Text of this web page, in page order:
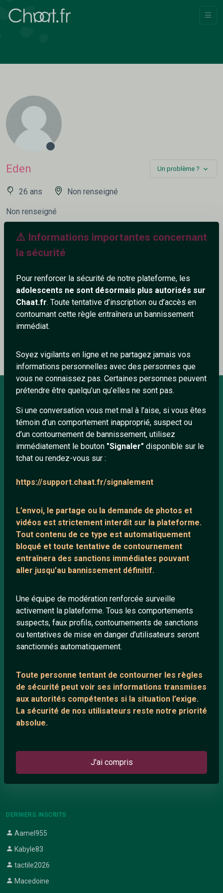
⚠️ Informations importantes concernant
la sécurité
Pour renforcer la sécurité de notre plateforme, les
adolescents ne sont désormais plus autorisés sur
Chaat.fr. Toute tentative d’inscription ou d’accès en
contournant cette règle entraînera un bannissement
immédiat.
Soyez vigilants en ligne et ne partagez jamais vos
informations personnelles avec des personnes que
vous ne connaissez pas. Certaines personnes peuvent
prétendre être quelqu’un qu’elles ne sont pas.
Si une conversation vous met mal à l’aise, si vous êtes
témoin d’un comportement inapproprié, suspect ou
d’un contournement de bannissement, utilisez
immédiatement le bouton "Signaler" disponible sur le
tchat ou rendez-vous sur :
https://support.chaat.fr/signalement
L’envoi, le partage ou la demande de photos et
vidéos est strictement interdit sur la plateforme.
Tout contenu de ce type est automatiquement
bloqué et toute tentative de contournement
entraînera des sanctions immédiates pouvant
aller jusqu’au bannissement définitif.
Une équipe de modération renforcée surveille
activement la plateforme. Tous les comportements
suspects, faux profils, contournements de sanctions
ou tentatives de mise en danger d’utilisateurs seront
sanctionnés automatiquement.
Toute personne tentant de contourner les règles
de sécurité peut voir ses informations transmises
aux autorités compétentes si la situation l’exige.
La sécurité de nos utilisateurs reste notre priorité
absolue.
J'ai compris
Eden Un problème ?
26 ans Non renseigné
Non renseigné
572+
Ajouter un commentaire (0) Tchatter
Le profil n'a pas encore de commentaire.
À PROPOS
Conditions générales
À propos
Mentions légales
Protection mineurs
Blog
Salons de discussion
Communauté
Playlists YouTube
Nous contacter
ANNEXE
Support IRC
ARTICLES RÉCENTS
Témoignage de nathanaelle
DERNIERS INSCRITS
Aamel955
Kabyle83
tactile2026
Macedoine